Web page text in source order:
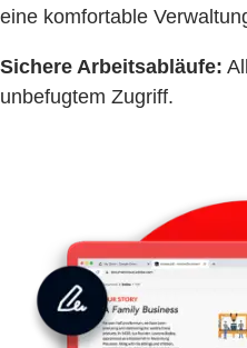
eine komfortable
Sichere Arbeitsabläufe:
unbefugtem Zugriff.